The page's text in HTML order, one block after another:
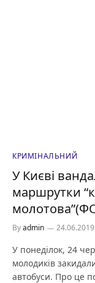
КРИМІНАЛЬНИЙ
У Києві
маршрутки
Byadmin 24.06.2019
У понеділок, 24
молодиків
автобуси. Про це